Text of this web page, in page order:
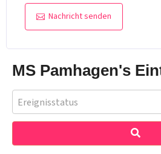
Nachricht senden
MS Pamhagen's
Ereignisstatus